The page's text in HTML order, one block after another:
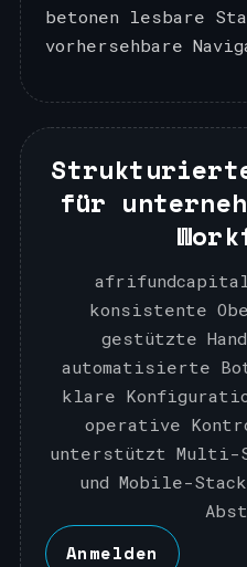
betonen lesbare
vorhersehbare
für
konsistente
gestützte
automatisierte
klare
operative
unterstützt Multi-
und Mobile-
Anmelden